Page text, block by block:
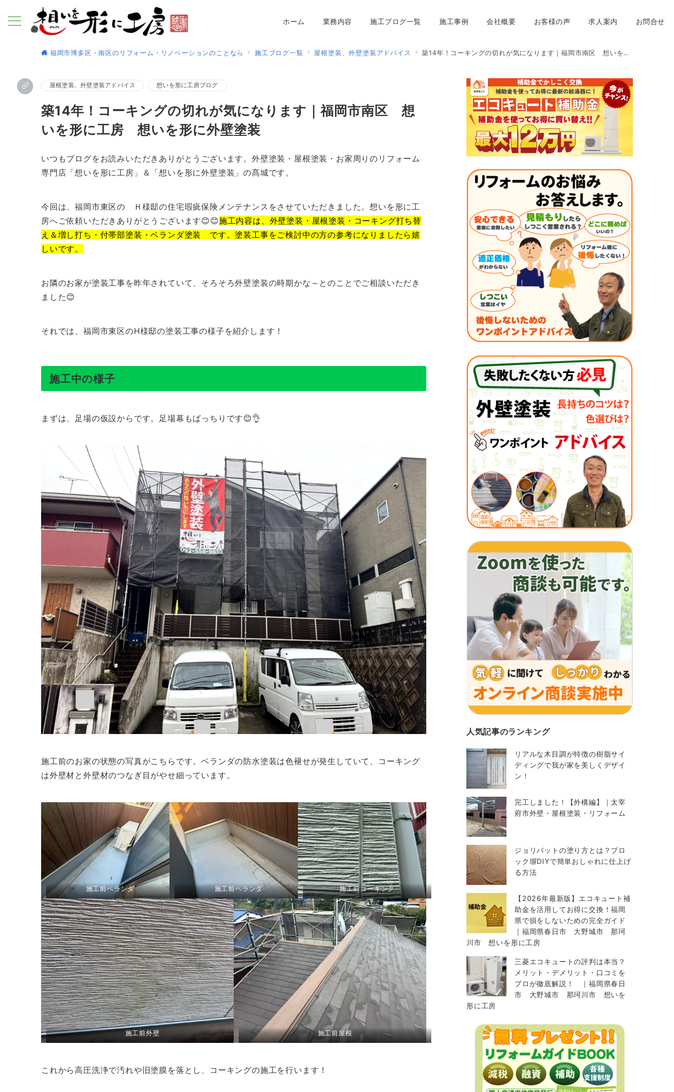
ホーム 業務内容 施工ブログ一覧 施工事例 会社概要 お客様の声 求人案内 お問合せ
福岡市博多区・南区のリフォーム・リノベーションのことなら 施工ブログ一覧 屋根塗装、外壁塗装アドバイス 築14年！コーキングの切れが気になります｜福岡市南区 想いを形に工房 想いを形に外壁塗装
屋根塗装、外壁塗装アドバイス 想いを形に工房ブログ
築14年！コーキングの切れが気になります｜福岡市南区 想
いを形に工房 想いを形に外壁塗装
いつもブログをお読みいただきありがとうございます。外壁塗装・屋根塗装・お家周りのリフォーム
専門店「想いを形に工房」＆「想いを形に外壁塗装」の髙城です。
今回は、福岡市東区の Ｈ様邸の住宅瑕疵保険メンテナンスをさせていただきました。想いを形に工
房へご依頼いただきありがとうございます😊😊施工内容は、外壁塗装・屋根塗装・コーキング打ち替
え＆増し打ち・付帯部塗装・ベランダ塗装 です。塗装工事をご検討中の方の参考になりましたら嬉
しいです。
お隣のお家が塗装工事を昨年されていて、そろそろ外壁塗装の時期かな～とのことでご相談いただき
ました😊
それでは、福岡市東区のH様邸の塗装工事の様子を紹介します！
施工中の様子
まずは、足場の仮設からです。足場幕もばっちりです😊👌
施工前のお家の状態の写真がこちらです。ベランダの防水塗装は色褪せが発生していて、コーキング
は外壁材と外壁材のつなぎ目がやせ細っています。
施工前ベランダ 施工前ベランダ 施工前コーキング
施工前外壁 施工前屋根
これから高圧洗浄で汚れや旧塗膜を落とし、コーキングの施工を行います！
人気記事のランキング
リアルな木目調が特徴の樹脂サイ
ディングで我が家を美しくデザイ
ン！
完工しました！【外構編】｜太宰
府市外壁・屋根塗装・リフォーム
ジョリパットの塗り方とは？ブロ
ック塀DIYで簡単おしゃれに仕上げ
る方法
【2026年最新版】エコキュート補
助金を活用してお得に交換！福岡
県で損をしないための完全ガイド
｜福岡県春日市 大野城市 那珂
川市 想いを形に工房
三菱エコキュートの評判は本当？
メリット・デメリット・口コミを
プロが徹底解説！ ｜福岡県春日
市 大野城市 那珂川市 想いを
形に工房